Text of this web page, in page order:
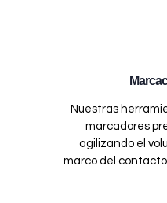
Nuestras
marcadores
agilizando el
marco del contacto